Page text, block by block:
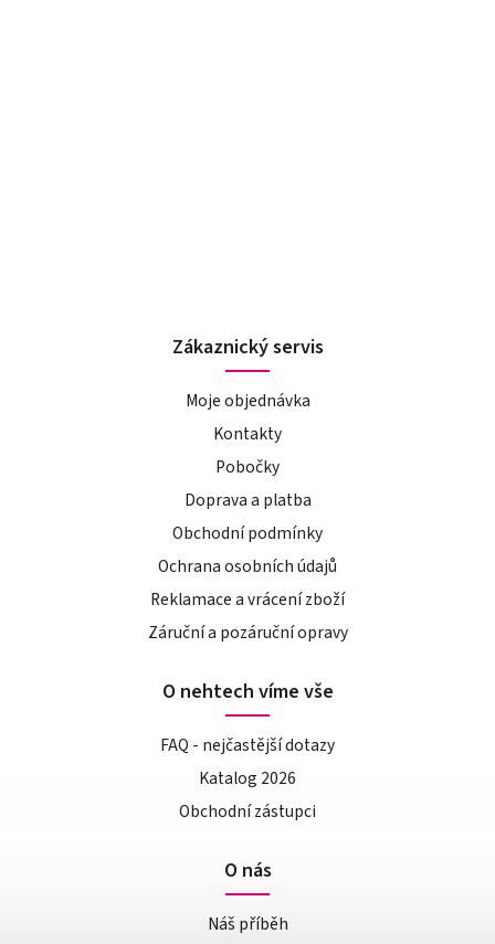
Zákaznický servis
Moje objednávka
Kontakty
Pobočky
Doprava a platba
Obchodní podmínky
Ochrana osobních údajů
Reklamace a vrácení zboží
Záruční a pozáruční opravy
O nehtech víme vše
FAQ - nejčastější dotazy
Katalog 2026
Obchodní zástupci
O nás
Náš příběh